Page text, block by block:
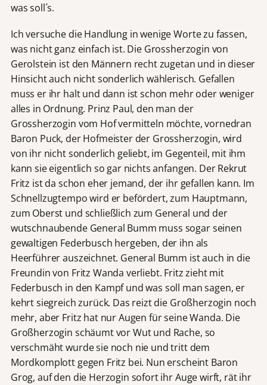
was soll´s.
Ich versuche die Handlung in wenige Worte zu fassen,
was nicht ganz einfach ist. Die Grossherzogin von
Gerolstein ist den Männern recht zugetan und in dieser
Hinsicht auch nicht sonderlich wählerisch. Gefallen
muss er ihr halt und dann ist schon mehr oder weniger
alles in Ordnung. Prinz Paul, den man der
Grossherzogin vom Hof vermitteln möchte, vornedran
Baron Puck, der Hofmeister der Grossherzogin, wird
von ihr nicht sonderlich geliebt, im Gegenteil, mit ihm
kann sie eigentlich so gar nichts anfangen. Der Rekrut
Fritz ist da schon eher jemand, der ihr gefallen kann. Im
Schnellzugtempo wird er befördert, zum Hauptmann,
zum Oberst und schließlich zum General und der
wutschnaubende General Bumm muss sogar seinen
gewaltigen Federbusch hergeben, der ihn als
Heerführer auszeichnet. General Bumm ist auch in die
Freundin von Fritz Wanda verliebt. Fritz zieht mit
Federbusch in den Kampf und was soll man sagen, er
kehrt siegreich zurück. Das reizt die Großherzogin noch
mehr, aber Fritz hat nur Augen für seine Wanda. Die
Großherzogin schäumt vor Wut und Rache, so
verschmäht wurde sie noch nie und tritt dem
Mordkomplott gegen Fritz bei. Nun erscheint Baron
Grog, auf den die Herzogin sofort ihr Auge wirft, rät ihr